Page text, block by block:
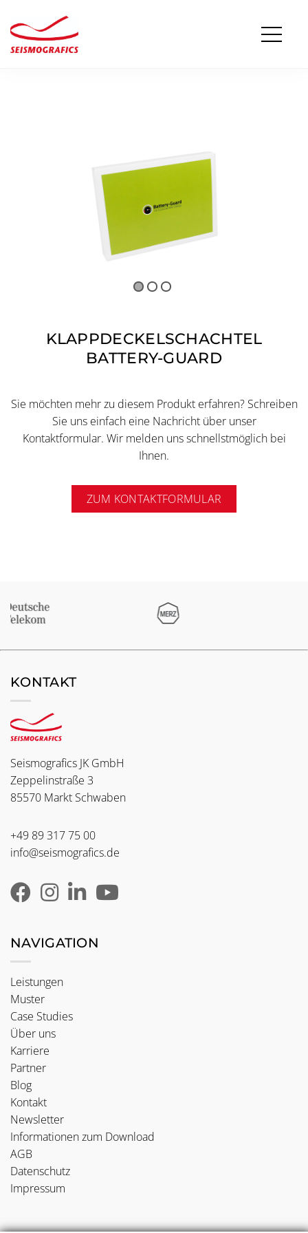
KLAPPDECKELSCHACHTEL
BATTERY-GUARD
Sie möchten mehr zu diesem Produkt erfahren? Schreiben
Sie uns einfach eine Nachricht über unser
Kontaktformular. Wir melden uns schnellstmöglich bei
Ihnen.
ZUM KONTAKTFORMULAR
KONTAKT
Seismografics JK GmbH
Zeppelinstraße 3
85570 Markt Schwaben
+49 89 317 75 00
info@seismografics.de
NAVIGATION
Leistungen
Muster
Case Studies
Über uns
Karriere
Partner
Blog
Kontakt
Newsletter
Informationen zum Download
AGB
Datenschutz
Impressum